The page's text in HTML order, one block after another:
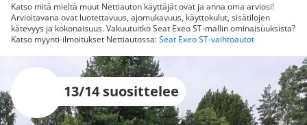
Katso mitä mieltä muut Nettiauton käyttäjät ovat ja anna oma arviosi!
Arvioitavana ovat luotettavuus, ajomukavuus, käyttokulut, sisätilojen
kätevyys ja kokonaisuus. Vakuutuitko Seat Exeo ST-mallin ominaisuuksista?
Katso myynti-ilmoitukset Nettiautossa:Seat Exeo ST-vaihtoautot
13/14 suosittelee